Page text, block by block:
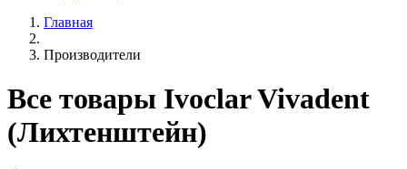
Главная
Производители
Все товары Ivoclar Vivadent
(Лихтенштейн)